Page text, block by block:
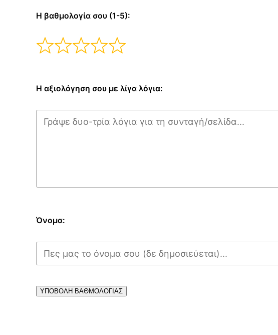
Η βαθμολογία σου (1-5):
Η αξιολόγηση σου με λίγα λόγια:
Όνομα:
ΥΠΟΒΟΛΗ ΒΑΘΜΟΛΟΓΙΑΣ